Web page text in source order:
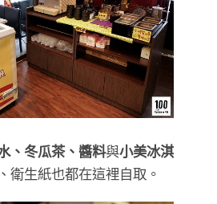
、冬瓜茶、醬料與小美冰淇
衛生紙也都在這裡自取。